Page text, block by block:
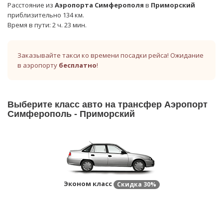
Расстояние из Аэропорта Симферополя в Приморский
приблизительно 134 км.
Время в пути: 2 ч. 23 мин.
Заказывайте такси ко времени посадки рейса! Ожидание
в аэропорту бесплатно!
Выберите класс авто на трансфер Аэропорт
Симферополь - Приморский
Эконом класс Скидка 30%